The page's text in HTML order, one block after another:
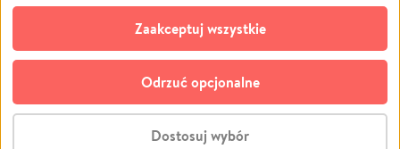
Pogrzeb
Społeczność lokalna
Kultura
Impreza
Ochrona środowiska
Biznes
© CROWDING SP. Z O.O.
opcjonalnych plików cookie
technologii do celów analitycznych i retargetingowych. Możesz wyrazić
zgodę na ich stosowanie lub jej odmówić. W dowolnym momencie masz
możliwość zmiany swoich preferencji na stronie „Zarządzaj zgodami cookie”,
do której link znajdziesz w stopce serwisu Pomagam.pl. Opcjonalne pliki
cookie wykorzystywane są w następujących celach:
działanie serwisu Pomagam.pl. Dzięki nim możemy zrozumieć, jak
Dostosuj wybór
Odrzuć opcjonalne
Zaakceptuj wszystkie